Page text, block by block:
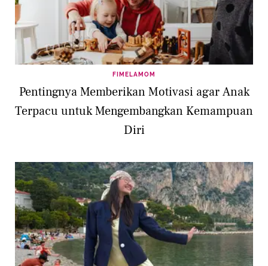
FIMELAMOM
Pentingnya Memberikan Motivasi agar Anak
Terpacu untuk Mengembangkan Kemampuan
Diri